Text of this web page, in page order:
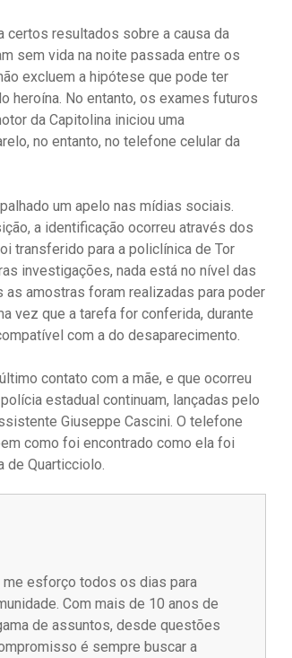
certos resultados sobre a causa da
sem vida na noite passada entre os
excluem a hipótese que pode ter
heroína. No entanto, os exames futuros
da Capitolina iniciou uma
no entanto, no telefone celular da
um apelo nas mídias sociais.
a identificação ocorreu através dos
transferido para a policlínica de Tor
investigações, nada está no nível das
amostras foram realizadas para poder
vez que a tarefa for conferida, durante
com a do desaparecimento.
contato com a mãe, e que ocorreu
estadual continuam, lançadas pelo
Giuseppe Cascini. O telefone
como foi encontrado como ela foi
de Quarticciolo.
me esforço todos os dias para
Com mais de 10 anos de
de assuntos, desde questões
é sempre buscar a